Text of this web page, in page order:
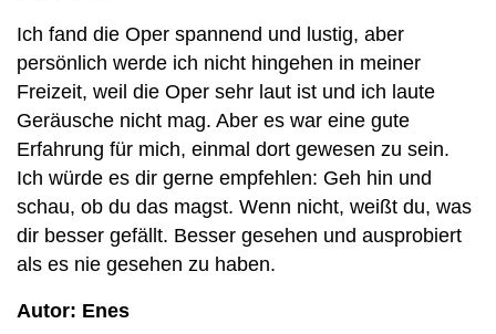
Ich fand die Oper spannend und lustig, aber
persönlich werde ich nicht hingehen in meiner
Freizeit, weil die Oper sehr laut ist und ich laute
Geräusche nicht mag. Aber es war eine gute
Erfahrung für mich, einmal dort gewesen zu sein.
Ich würde es dir gerne empfehlen: Geh hin und
schau, ob du das magst. Wenn nicht, weißt du, was
dir besser gefällt. Besser gesehen und ausprobiert
als es nie gesehen zu haben.
Autor: Enes